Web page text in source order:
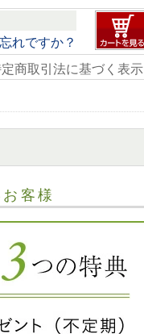
れですか？
商取引法に基づく表示
客様